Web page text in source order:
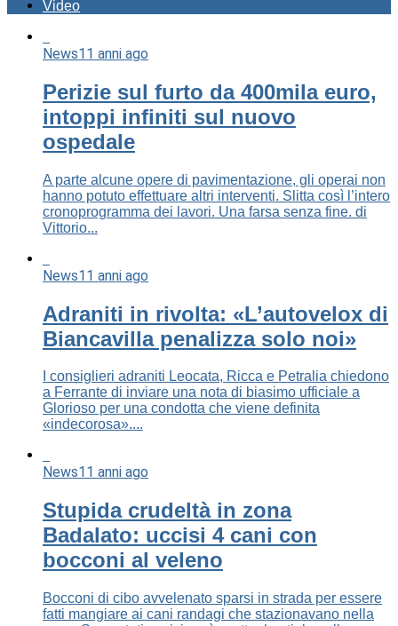
Video
News11 anni ago
Perizie sul furto da 400mila euro,
intoppi infiniti sul nuovo
ospedale
A parte alcune opere di pavimentazione, gli operai non
hanno potuto effettuare altri interventi. Slitta così l’intero
cronoprogramma dei lavori. Una farsa senza fine. di
Vittorio...
News11 anni ago
Adraniti in rivolta: «L’autovelox di
Biancavilla penalizza solo noi»
I consiglieri adraniti Leocata, Ricca e Petralia chiedono
a Ferrante di inviare una nota di biasimo ufficiale a
Glorioso per una condotta che viene definita
«indecorosa»....
News11 anni ago
Stupida crudeltà in zona
Badalato: uccisi 4 cani con
bocconi al veleno
Bocconi di cibo avvelenato sparsi in strada per essere
fatti mangiare ai cani randagi che stazionavano nella